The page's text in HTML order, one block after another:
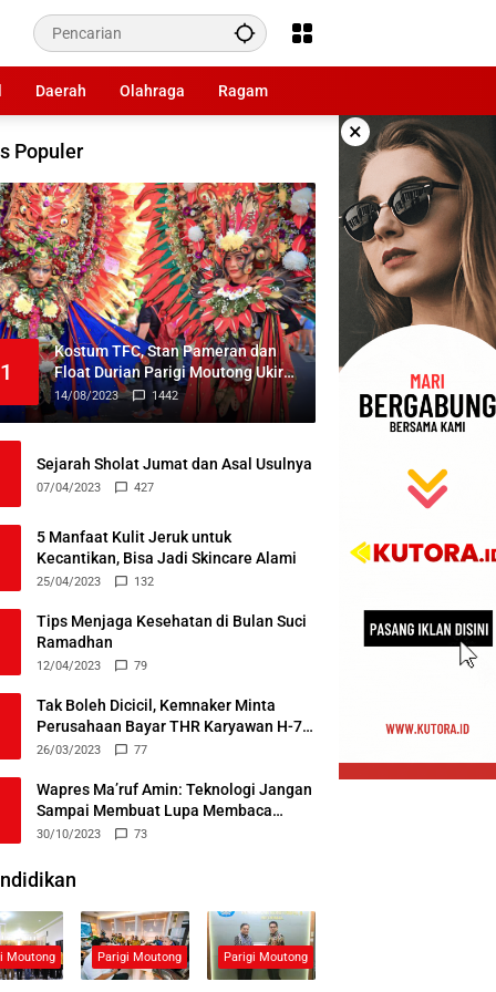
Daerah Olahraga Ragam
×
Populer
1
Kostum TFC, Stan Pameran dan
Float Durian Parigi Moutong Ukir
Prestasi di TIFF 2023
14/08/2023 1442
Sejarah Sholat Jumat dan Asal Usulnya
07/04/2023 427
5 Manfaat Kulit Jeruk untuk
Kecantikan, Bisa Jadi Skincare Alami
25/04/2023 132
Tips Menjaga Kesehatan di Bulan Suci
Ramadhan
12/04/2023 79
Tak Boleh Dicicil, Kemnaker Minta
Perusahaan Bayar THR Karyawan H-7
Lebaran
26/03/2023 77
Wapres Ma’ruf Amin: Teknologi Jangan
Sampai Membuat Lupa Membaca
Alquran
30/10/2023 73
Moutong Parigi Moutong Parigi Moutong